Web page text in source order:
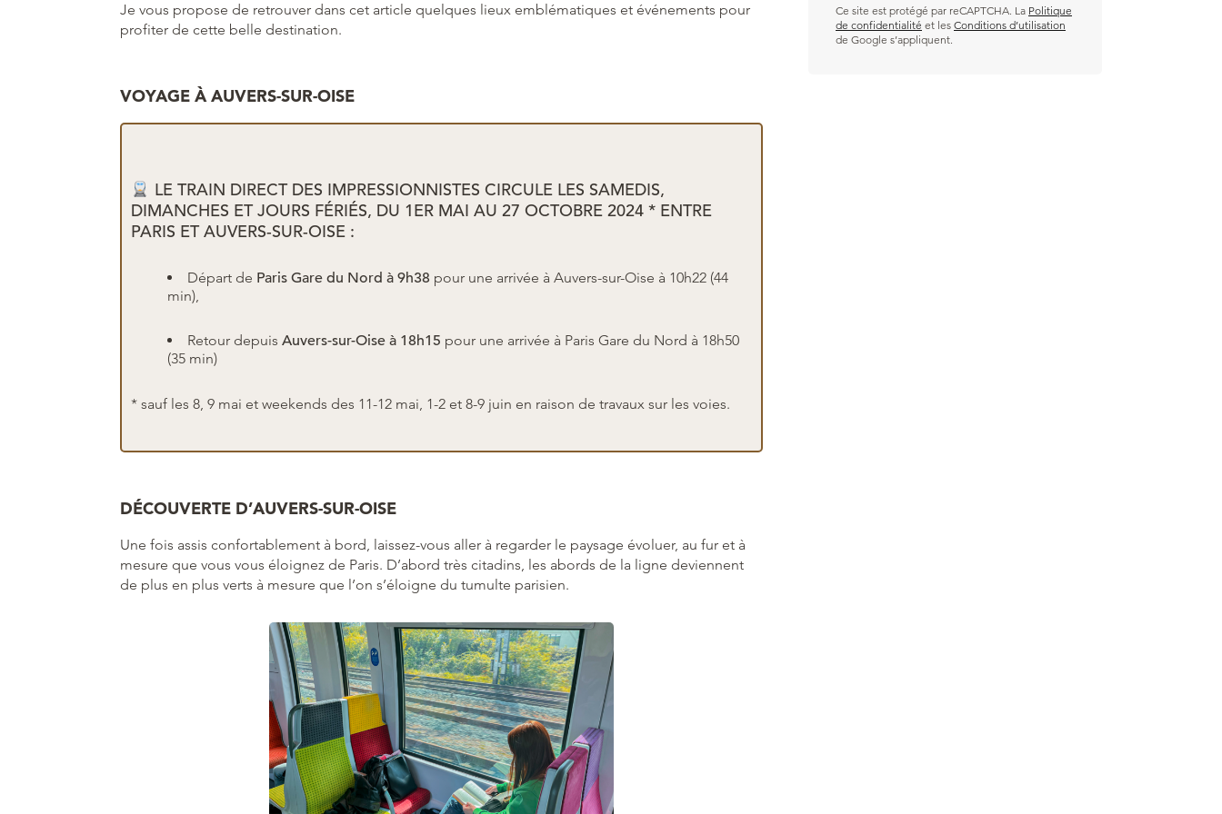
Je vous propose de retrouver dans cet article quelques lieux emblématiques et événements pour
profiter de cette belle destination.
VOYAGE À AUVERS-SUR-OISE
LE TRAIN DIRECT DES IMPRESSIONNISTES CIRCULE LES SAMEDIS,
DIMANCHES ET JOURS FÉRIÉS, DU 1ER MAI AU 27 OCTOBRE 2024 * ENTRE
PARIS ET AUVERS-SUR-OISE :
Départ de Paris Gare du Nord à 9h38 pour une arrivée à Auvers-sur-Oise à 10h22 (44
min),
Retour depuis Auvers-sur-Oise à 18h15 pour une arrivée à Paris Gare du Nord à 18h50
(35 min)
* sauf les 8, 9 mai et weekends des 11-12 mai, 1-2 et 8-9 juin en raison de travaux sur les voies.
DÉCOUVERTE D’AUVERS-SUR-OISE
Une fois assis confortablement à bord, laissez-vous aller à regarder le paysage évoluer, au fur et à
mesure que vous vous éloignez de Paris. D’abord très citadins, les abords de la ligne deviennent
de plus en plus verts à mesure que l’on s’éloigne du tumulte parisien.
Ce site est protégé par reCAPTCHA. La Politique
de confidentialité et les Conditions d’utilisation
de Google s’appliquent.